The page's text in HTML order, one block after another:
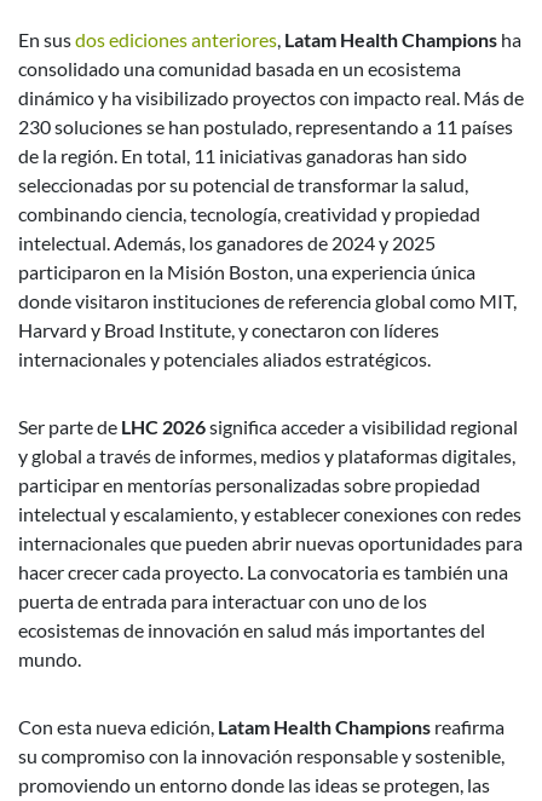
En susdos ediciones anteriores, Latam Health Champions ha
consolidado una comunidad basada en un ecosistema
dinámico y ha visibilizado proyectos con impacto real. Más de
230 soluciones se han postulado, representando a 11 países
de la región. En total, 11 iniciativas ganadoras han sido
seleccionadas por su potencial de transformar la salud,
combinando ciencia, tecnología, creatividad y propiedad
intelectual. Además, los ganadores de 2024 y 2025
participaron en la Misión Boston, una experiencia única
donde visitaron instituciones de referencia global como MIT,
Harvard y Broad Institute, y conectaron con líderes
internacionales y potenciales aliados estratégicos.
Ser parte de LHC 2026significa acceder a visibilidad regional
y global a través de informes, medios y plataformas digitales,
participar en mentorías personalizadas sobre propiedad
intelectual y escalamiento, y establecer conexiones con redes
internacionales que pueden abrir nuevas oportunidades para
hacer crecer cada proyecto. La convocatoria es también una
puerta de entrada para interactuar con uno de los
ecosistemas de innovación en salud más importantes del
mundo.
Con esta nueva edición, Latam Health Champions reafirma
su compromiso con la innovación responsable y sostenible,
promoviendo un entorno donde las ideas se protegen, las